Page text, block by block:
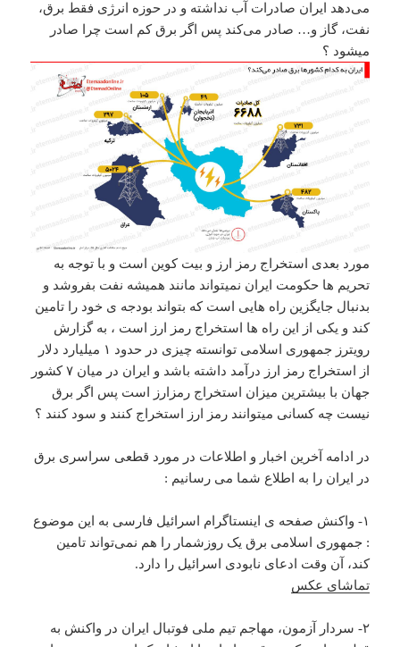
می‌دهد ایران صادرات آب نداشته و در حوزه انرژی فقط برق،
نفت، گاز و… صادر می‌کند پس اگر برق کم است چرا صادر
میشود ؟
مورد بعدی استخراج رمز ارز و بیت کوین است و با توجه به
تحریم ها حکومت ایران نمیتواند مانند همیشه نفت بفروشد و
بدنبال جایگزین راه هایی است که بتواند بودجه ی خود را تامین
کند و یکی از این راه ها استخراج رمز ارز است ، به گزارش
رویترز جمهوری اسلامی توانسته چیزی در حدود ۱ میلیارد دلار
از استخراج رمز ارز درآمد داشته باشد و ایران در میان ۷ کشور
جهان با بیشترین میزان استخراج رمزارز است پس اگر برق
نیست چه کسانی میتوانند رمز ارز استخراج کنند و سود کنند ؟
در ادامه آخرین اخبار و اطلاعات در مورد قطعی سراسری برق
در ایران را به اطلاع شما می رسانیم :
۱- واکنش صفحه ی اینستاگرام اسرائیل فارسی به این موضوع
: جمهوری اسلامی برق یک روزشمار را هم نمی‌تواند تامین
کند، آن وقت ادعای نابودی اسرائیل را دارد.
تماشای عکس
۲- سردار آزمون، مهاجم تیم ملی فوتبال ایران در واکنش به